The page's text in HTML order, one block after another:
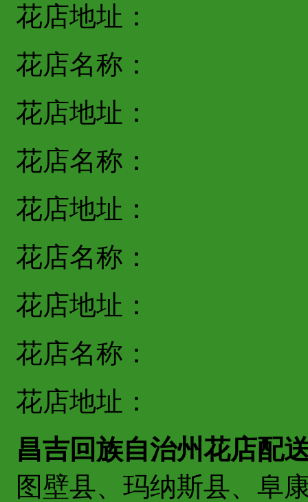
花店地址：
花店名称：
花店地址：
花店名称：
花店地址：
花店名称：
花店地址：
花店名称：
花店地址：
昌吉回族自治州花店配
图壁县、玛纳斯县、阜